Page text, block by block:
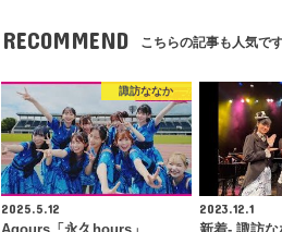
RECOMMEND こちらの記事も人気です
諏訪ななか
2025.5.12
2023.12.1